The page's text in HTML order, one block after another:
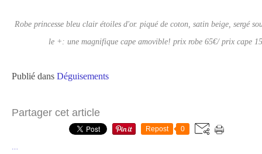
Robe princesse bleu clair étoiles d'or. piqué de coton, satin beige, sergé
le +: une magnifique cape amovible! prix robe 65€/ prix cape
Publié dans Déguisements
Partager cet article
Repost 0